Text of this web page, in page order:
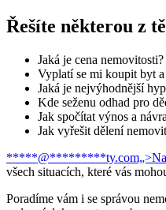
Řešíte některou z
Jaká je cena nemovitosti?
Vyplatí se mi koupit byt
Jaká je nejvýhodnější
Kde seženu odhad pro
Jak spočítat výnos a
Jak vyřešit dělení
*****@*********
všech situacích, které vás
Poradíme vám i se správou